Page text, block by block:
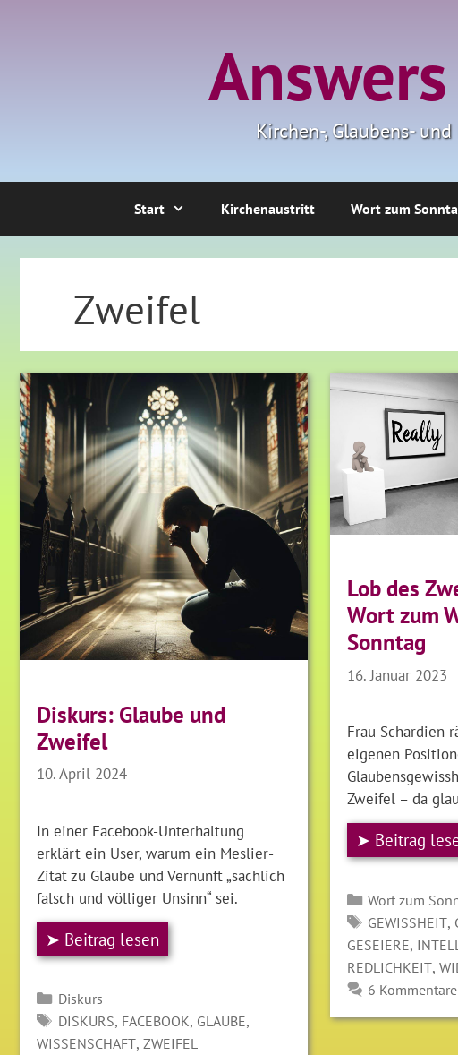
Kirchen-, Glaubens-
Start Kirchenaustritt Wort zum
Zweifel
Diskurs: Glaube und
Zweifel
10. April 2024
In einer Facebook-Unterhaltung
erklärt ein User, warum ein Meslier-
Zitat zu Glaube und Vernunft „sachlich
falsch und völliger Unsinn“ sei.
➤ Beitrag lesen
Kategorien
Diskurs
SCHLAGWÖRTER
DISKURS, FACEBOOK, GLAUBE,
WISSENSCHAFT,ZWEIFEL
Lob des
Wort zum
Sonntag
16. Januar 2023
Frau Schardien
eigenen
Zweifel – da
➤ Beitrag
Kategorien
Wort zum
GEWISSHEIT,
GESEIERE,
REDLICHKEIT,
6 Kommentare